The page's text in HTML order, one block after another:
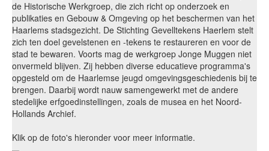
de Historische Werkgroep, die zich richt op onderzoek en
publikaties en Gebouw & Omgeving op het beschermen van het
Haarlems stadsgezicht. De Stichting Gevelltekens Haerlem stelt
zich ten doel gevelstenen en -tekens te restaureren en voor de
stad te bewaren. Voorts mag de werkgroep Jonge Muggen niet
onvermeld blijven. Zij hebben diverse educatieve programma's
opgesteld om de Haarlemse jeugd omgevingsgeschiedenis bij te
brengen. Daarbij wordt nauw samengewerkt met de andere
stedelijke erfgoedinstellingen, zoals de musea en het Noord-
Hollands Archief.
Klik op de foto's hieronder voor meer informatie.